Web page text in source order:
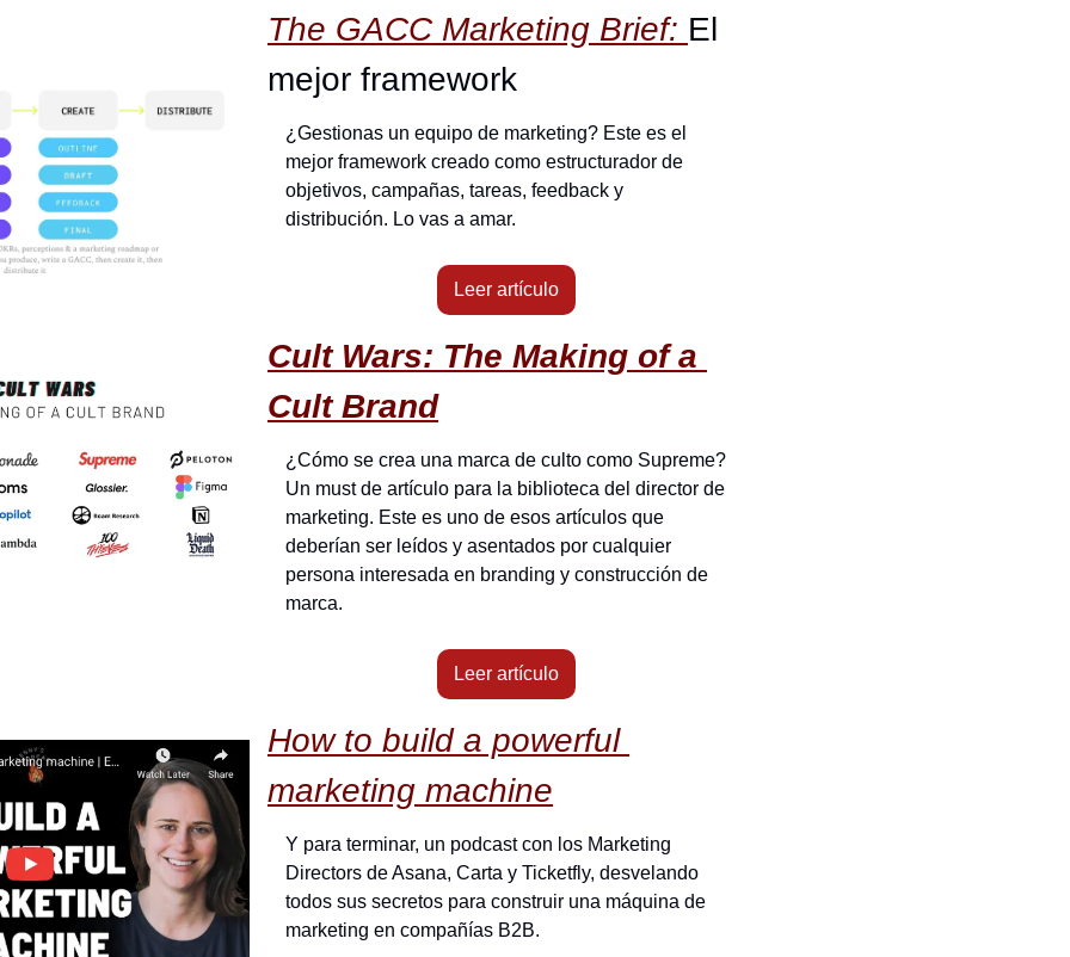
The GACC Marketing Brief: El
mejor framework
¿Gestionas un equipo de marketing? Este es el
mejor framework creado como estructurador de
objetivos, campañas, tareas, feedback y
distribución. Lo vas a amar.
Leer artículo
Cult Wars: The Making of a
Cult Brand
¿Cómo se crea una marca de culto como Supreme?
Un must de artículo para la biblioteca del director de
marketing. Este es uno de esos artículos que
deberían ser leídos y asentados por cualquier
persona interesada en branding y construcción de
marca.
Leer artículo
How to build a powerful
marketing machine
Y para terminar, un podcast con los Marketing
Directors de Asana, Carta y Ticketfly, desvelando
todos sus secretos para construir una máquina de
marketing en compañías B2B.